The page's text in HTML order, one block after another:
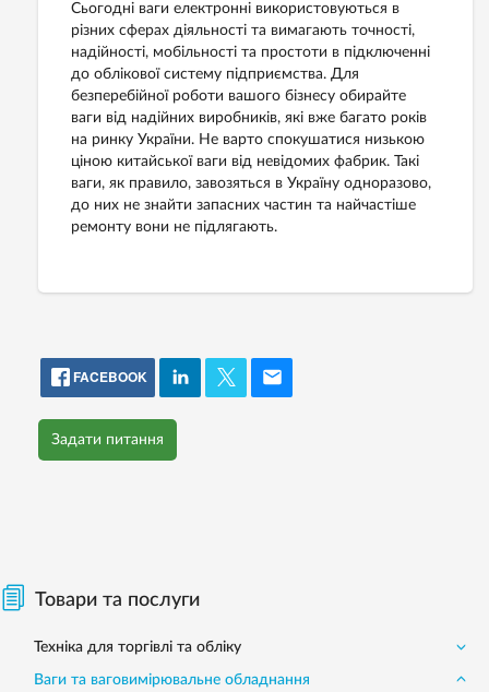
Сьогодні ваги електронні використовуються в
різних сферах діяльності та вимагають точності,
надійності, мобільності та простоти в підключенні
до облікової систему підприємства. Для
безперебійної роботи вашого бізнесу обирайте
ваги від надійних виробників, які вже багато років
на ринку України. Не варто спокушатися низькою
ціною китайської ваги від невідомих фабрик. Такі
ваги, як правило, завозяться в Україну одноразово,
до них не знайти запасних частин та найчастіше
ремонту вони не підлягають.
FACEBOOK
Задати питання
Товари та послуги
Техніка для торгівлі та обліку
Ваги та ваговимірювальне обладнання